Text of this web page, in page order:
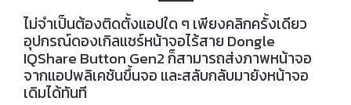
ไม่จำเป็นต้องติดตั้งแอปใด ๆ เพียงคลิกครั้งเดียว
อุปกรณ์ดองเกิลแชร์หน้าจอไร้สาย Dongle
IQShare Button Gen2 ก็สามารถส่งภาพหน้าจอ
จากแอปพลิเคชันขึ้นจอ และสลับกลับมายังหน้าจอ
เดิมได้ทันที